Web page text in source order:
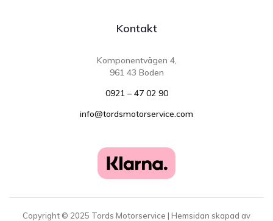
Kontakt
Komponentvägen 4,
961 43 Boden
0921 – 47 02 90
info@tordsmotorservice.com
Copyright © 2025 Tords Motorservice | Hemsidan skapad av